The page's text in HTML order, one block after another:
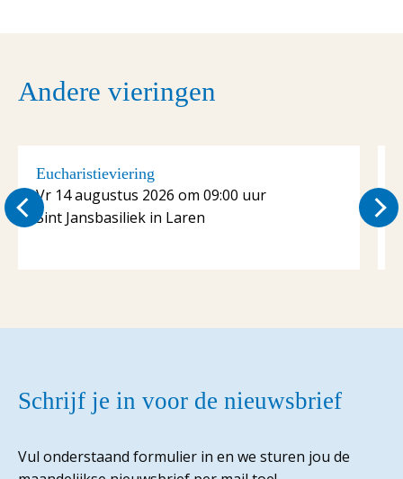
Andere vieringen
Eucharistieviering
Vr 14 augustus 2026 om 09:00 uur
Sint Jansbasiliek in Laren
Schrijf je in voor de nieuwsbrief
Vul onderstaand formulier in en we sturen jou de